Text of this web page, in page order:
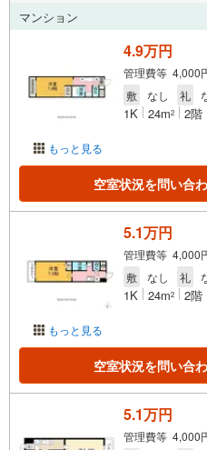
マンション
もっと見る
4.9万円
管理費等 4,000
敷
なし 礼
1K 24m2 2階
空室状況を問い合
もっと見る
5.1万円
管理費等 4,000
敷
なし 礼
1K 24m2 2階
空室状況を問い合
5.1万円
管理費等 4,000